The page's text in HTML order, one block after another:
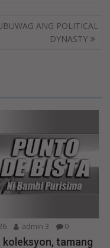
ANG POLITICAL
DYNASTY
admin 3 0
koleksyon, tamang